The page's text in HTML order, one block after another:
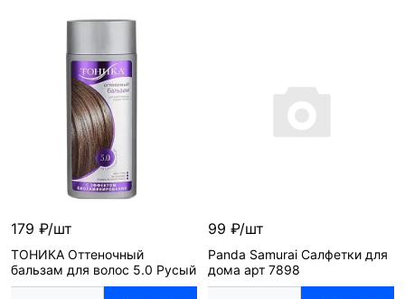
179 ₽/шт
ТОНИКА Оттеночный
бальзам для волос 5.0 Русый
99 ₽/шт
Panda Samurai Салфетки для
дома арт 7898